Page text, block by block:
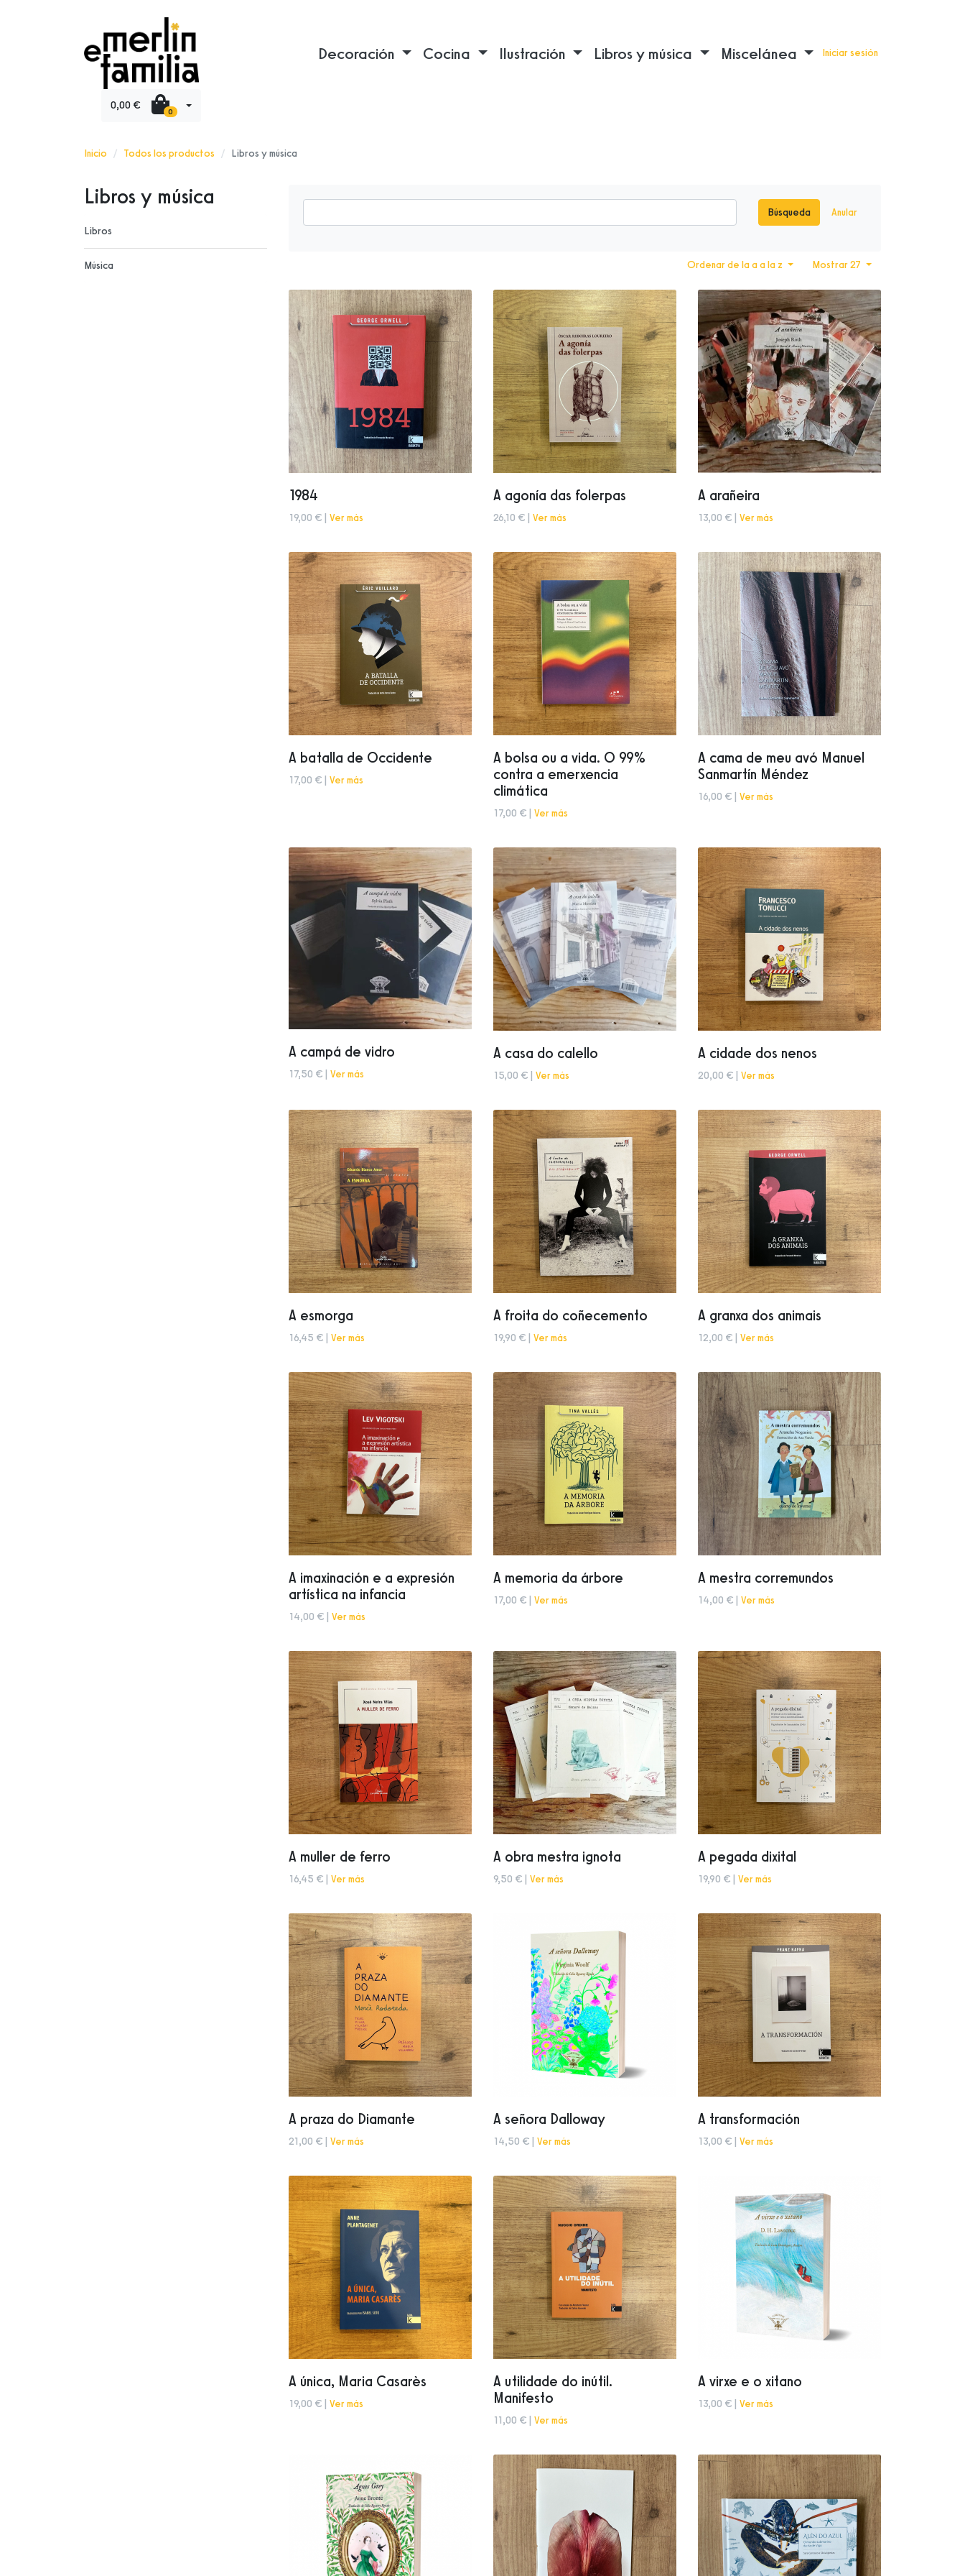
Decoración Cocina Ilustración Libros y música Miscelánea Iniciar sesión
0,00 € 0
Inicio Todos los productos Libros y música
Libros y música
Libros
Música
Búsqueda Anular
Mostrar 27
Ordenar de la a a la z
1984
19,00 € | Ver más
A agonía das folerpas
26,10 € | Ver más
A arañeira
13,00 € | Ver más
A batalla de Occidente
17,00 € | Ver más
A bolsa ou a vida. O 99%
contra a emerxencia
climática
17,00 € | Ver más
A cama de meu avó Manuel
Sanmartín Méndez
16,00 € | Ver más
A campá de vidro
17,50 € | Ver más
A casa do calello
15,00 € | Ver más
A cidade dos nenos
20,00 € | Ver más
A esmorga
16,45 € | Ver más
A froita do coñecemento
19,90 € | Ver más
A granxa dos animais
12,00 € | Ver más
A imaxinación e a expresión
artística na infancia
14,00 € | Ver más
A memoria da árbore
17,00 € | Ver más
A mestra corremundos
14,00 € | Ver más
A muller de ferro
16,45 € | Ver más
A obra mestra ignota
9,50 € | Ver más
A pegada dixital
19,90 € | Ver más
A praza do Diamante
21,00 € | Ver más
A señora Dalloway
14,50 € | Ver más
A transformación
13,00 € | Ver más
A única, Maria Casarès
19,00 € | Ver más
A utilidade do inútil.
Manifesto
11,00 € | Ver más
A virxe e o xitano
13,00 € | Ver más